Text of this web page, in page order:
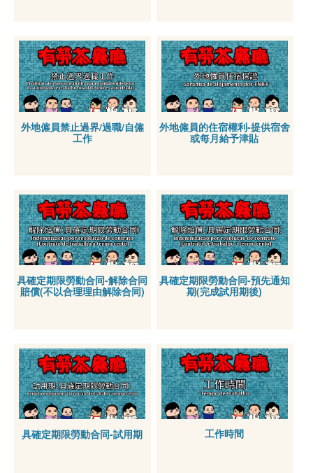
外地僱員禁止過界/過職/自僱
工作
外地僱員的住宿權利-提供宿舍
或每月給予津貼
具確定期限勞動合同-解除合同
賠償(不以合理理由解除合同)
具確定期限勞動合同-預先通知
期(完成試用期後)
具確定期限勞動合同-試用期 工作時間